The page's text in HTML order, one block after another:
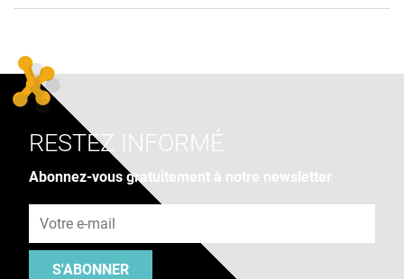
RESTEZ INFORMÉ
Abonnez-vous gratuitement à notre newsletter
S'ABONNER